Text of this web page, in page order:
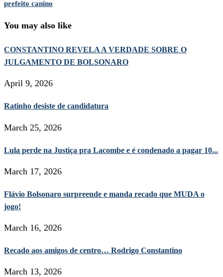
prefeito canino
You may also like
CONSTANTINO REVELA A VERDADE SOBRE O
JULGAMENTO DE BOLSONARO
April 9, 2026
Ratinho desiste de candidatura
March 25, 2026
Lula perde na Justiça pra Lacombe e é condenado a pagar 10...
March 17, 2026
Flávio Bolsonaro surpreende e manda recado que MUDA o
jogo!
March 16, 2026
Recado aos amigos de centro… Rodrigo Constantino
March 13, 2026